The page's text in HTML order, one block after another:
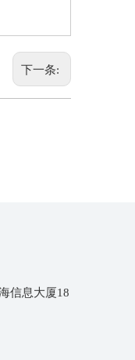
下一条:
信息大厦18